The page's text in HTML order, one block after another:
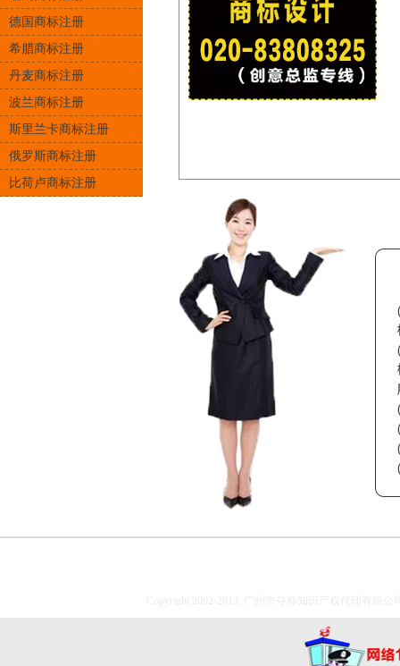
德国商标注册
希腊商标注册
丹麦商标注册
波兰商标注册
斯里兰卡商标注册
俄罗斯商标注册
比荷卢商标注册